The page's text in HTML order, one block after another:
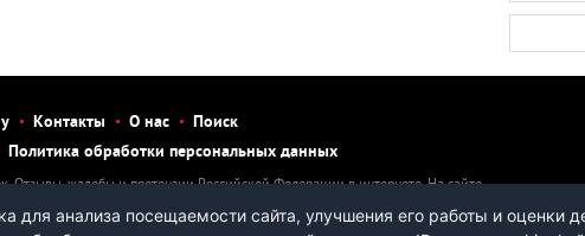
Контакты О нас
Поиск
Политика обработки персональных данных
жалобы и претензии Российской Федерации в интернете. На сайте
анализа посещаемости сайта, улучшения его работы и оценки